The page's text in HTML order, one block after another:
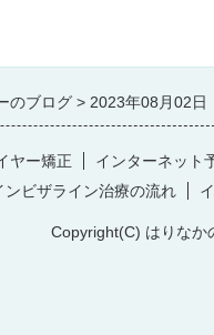
のブログ 2023年08月02日
ヤー矯正
インターネット
ンビザライン治療の流れ
Copyright(C) はりなか